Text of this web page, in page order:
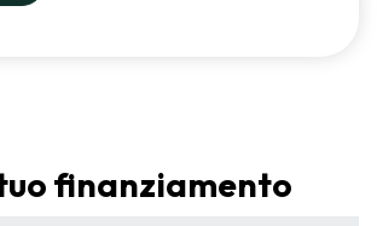
finanziamento